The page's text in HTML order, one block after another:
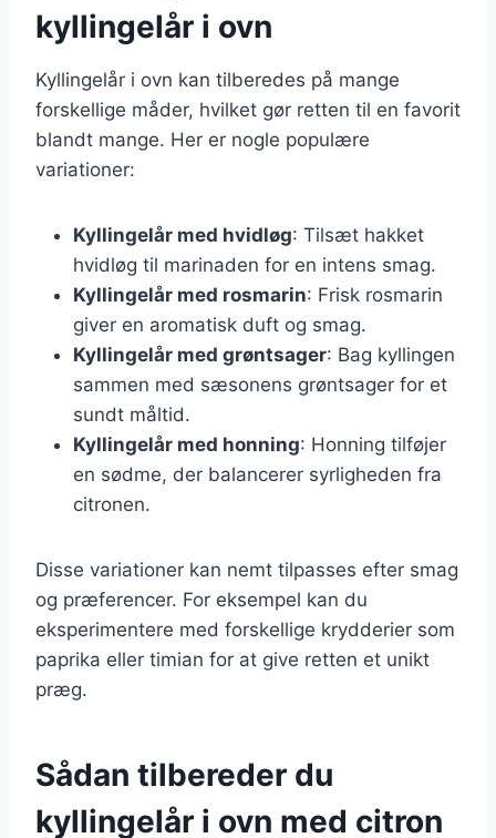
kyllingelår i ovn
Kyllingelår i ovn kan tilberedes på mange
forskellige måder, hvilket gør retten til en favorit
blandt mange. Her er nogle populære
variationer:
Kyllingelår med hvidløg: Tilsæt hakket
hvidløg til marinaden for en intens smag.
Kyllingelår med rosmarin: Frisk rosmarin
giver en aromatisk duft og smag.
Kyllingelår med grøntsager: Bag kyllingen
sammen med sæsonens grøntsager for et
sundt måltid.
Kyllingelår med honning: Honning tilføjer
en sødme, der balancerer syrligheden fra
citronen.
Disse variationer kan nemt tilpasses efter smag
og præferencer. For eksempel kan du
eksperimentere med forskellige krydderier som
paprika eller timian for at give retten et unikt
præg.
Sådan tilbereder du
kyllingelår i ovn med citron